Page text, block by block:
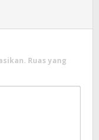
Ruas yang